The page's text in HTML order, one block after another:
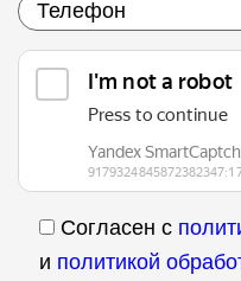
Согласен с
и политикой